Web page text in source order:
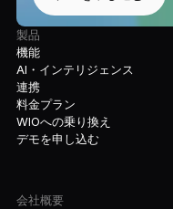
製品
機能
AI・インテリジェンス
連携
料金プラン
WIOへの乗り換え
デモを申し込む
会社概要